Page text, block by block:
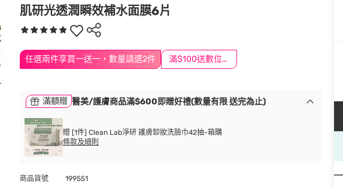
肌研光透潤瞬效補水面膜6片
任選兩件享買一送一，數量請選2件 滿$100送數位印花
滿額贈 醫美/護膚商品滿$600即贈好禮(數量有限 送完為止)
贈 [1件] Clean Lab淨研 護膚卸妝洗臉巾42抽-箱購
條款及細則
商品貨號 199551